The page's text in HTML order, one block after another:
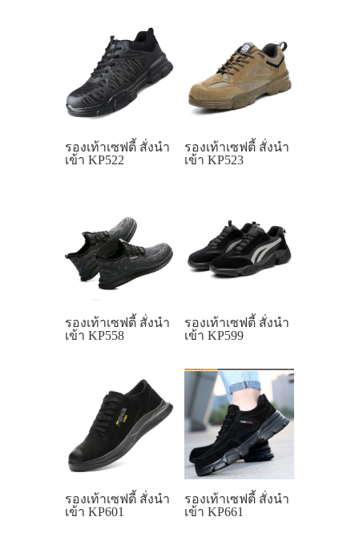
รองเท้าเซฟตี้ สั่งนำ
เข้า KP522
รองเท้าเซฟตี้ สั่งนำ
เข้า KP523
รองเท้าเซฟตี้ สั่งนำ
เข้า KP558
รองเท้าเซฟตี้ สั่งนำ
เข้า KP599
รองเท้าเซฟตี้ สั่งนำ
เข้า KP601
รองเท้าเซฟตี้ สั่งนำ
เข้า KP661